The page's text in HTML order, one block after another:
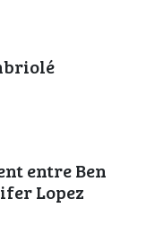
entre Ben
Lopez